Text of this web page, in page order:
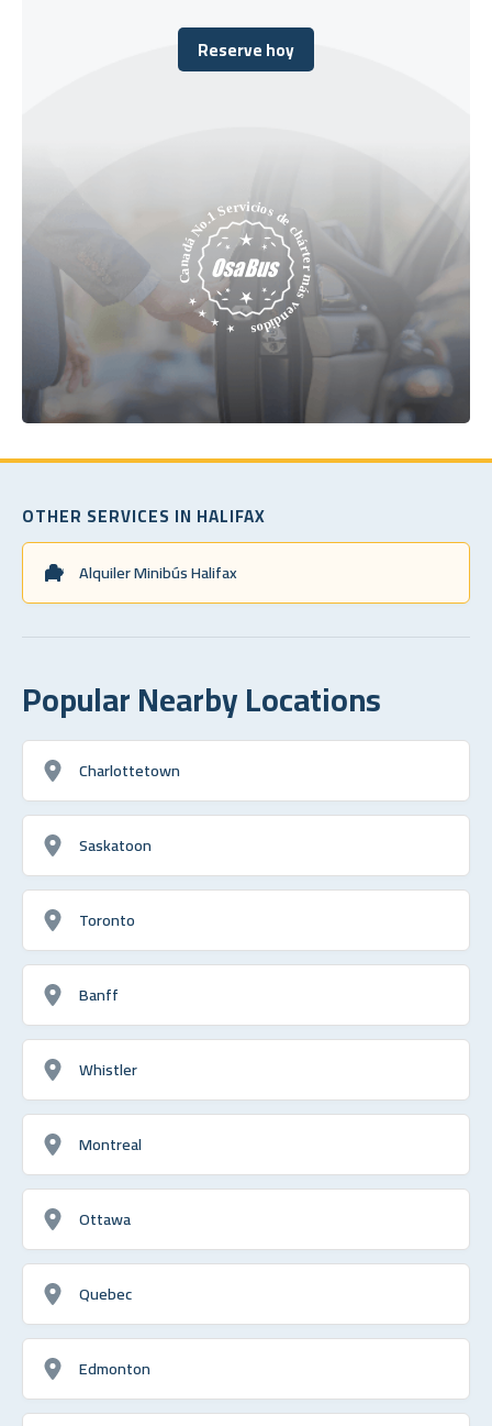
Reserve hoy
Reserve hoy
OTHER SERVICES IN HALIFAX
Alquiler Minibús Halifax
Popular Nearby Locations
Charlottetown
Saskatoon
Toronto
Banff
Whistler
Montreal
Ottawa
Quebec
Edmonton